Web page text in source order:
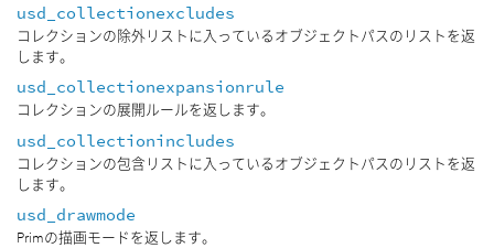
usd_collectionexcludes
コレクションの除外リストに入っているオブジェクトパスのリストを返
します。
usd_collectionexpansionrule
コレクションの展開ルールを返します。
usd_collectionincludes
コレクションの包含リストに入っているオブジェクトパスのリストを返
します。
usd_drawmode
Primの描画モードを返します。